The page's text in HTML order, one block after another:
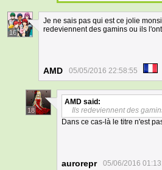
16
Je ne sais pas qui est ce jolie
redeviennent des gamins ou ils
AMD 05/05/2016 22:58:55
18
AMD said:
Ils redeviennent des
Dans ce cas-là le titre n'est
aurorepr 05/06/2016